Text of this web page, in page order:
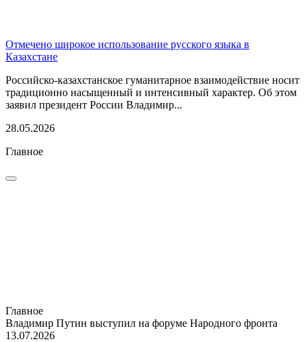
Отмечено широкое использование русского языка в
Казахстане
Российско-казахстанское гуманитарное взаимодействие носит
традиционно насыщенный и интенсивный характер. Об этом
заявил президент России Владимир...
28.05.2026
Главное
Главное
Владимир Путин выступил на форуме Народного фронта
13.07.2026